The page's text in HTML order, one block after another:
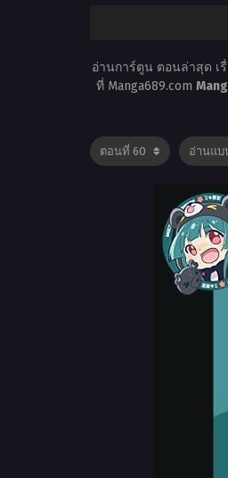
อ่านการ์ตูน ตอนล่าสุด เรื่
ที่ Manga689.com